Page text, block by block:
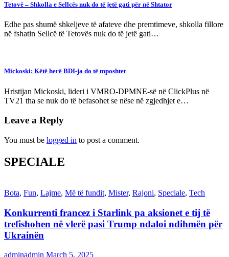
Tetovë – Shkolla e Sellcës nuk do të jetë gati për në Shtator
Edhe pas shumë shkeljeve të afateve dhe premtimeve, shkolla fillore
në fshatin Sellcë të Tetovës nuk do të jetë gati…
Mickoski: Këtë herë BDI-ja do të mposhtet
Hristijan Mickoski, lideri i VMRO-DPMNE-së në ClickPlus në
TV21 tha se nuk do të befasohet se nëse në zgjedhjet e…
Leave a Reply
You must be logged in to post a comment.
SPECIALE
Bota, Fun, Lajme, Më të fundit, Mister, Rajoni, Speciale, Tech
Konkurrenti francez i Starlink pa aksionet e tij të
trefishohen në vlerë pasi Trump ndaloi ndihmën për
Ukrainën
adminadmin March 5, 2025